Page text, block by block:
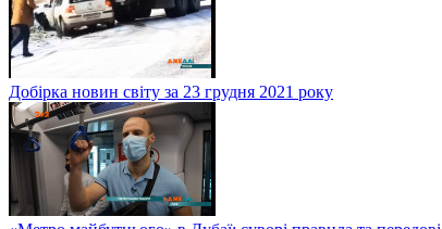
Добірка новин світу за 23 грудня 2021 року